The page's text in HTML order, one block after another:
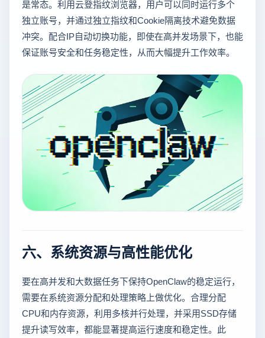
是常态。利用云登指纹浏览器，用户可以同时运行多个
独立账号，并通过独立指纹和Cookie隔离技术避免数据
冲突。配合IP自动切换功能，即使在高并发场景下，也能
保证账号安全和任务稳定性，从而大幅提升工作效率。
六、系统资源与高性能优化
要在高并发和大数据任务下保持OpenClaw的稳定运行，
需要在系统资源分配和处理策略上做优化。合理分配
CPU和内存资源，利用多核并行处理，并采用SSD存储
提升读写效率，都能显著提高运行速度和稳定性。此